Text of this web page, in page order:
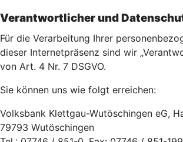
Verantwortlicher und
Für die Verarbeitung Ihrer
dieser Internetpräsenz sind wir
von Art. 4 Nr. 7 DSGVO.
Sie können uns wie folgt erreichen:
Volksbank Klettgau-Wutöschingen eG,
79793 Wutöschingen